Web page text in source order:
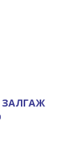
ЗАЛГАЖ